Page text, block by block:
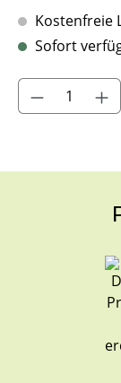
Kostenfreie
Sofort
Produkt Anzahl: